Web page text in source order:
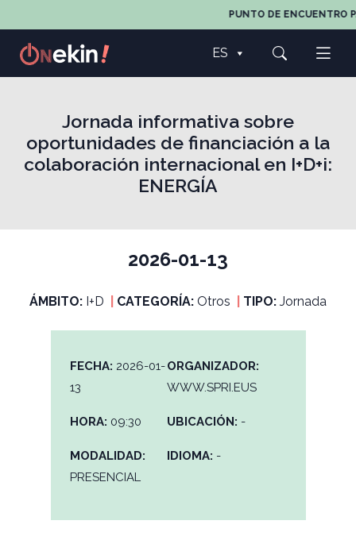
PUNTO DE ENCUENTRO
ES
Jornada informativa sobre
oportunidades de financiación a la
colaboración internacional en I+D+i:
ENERGÍA
2026-01-13
ÁMBITO: I+D CATEGORÍA: Otros TIPO: Jornada
FECHA: 2026-01-
13
HORA: 09:30
MODALIDAD:
PRESENCIAL
ORGANIZADOR:
WWW.SPRI.EUS
UBICACIÓN: -
IDIOMA: -